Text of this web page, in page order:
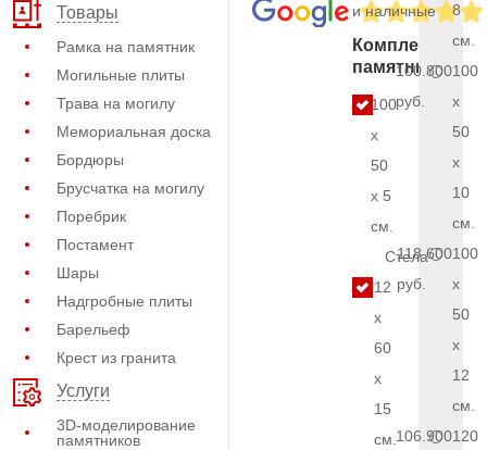
Товары
Рамка на памятник
Могильные плиты
Трава на могилу
Мемориальная доска
Бордюры
Брусчатка на могилу
Поребрик
Постамент
Шары
Надгробные плиты
Барельеф
Крест из гранита
Услуги
3D-моделирование
памятников
и наличные
Комплект
памятника
100
x
50
x 5
см.
Стела
12
x
60
x
15
см.
8
см.
100.800
руб.
100
x
50
x
10
см.
118.600
руб.
100
x
50
x
12
см.
106.900120